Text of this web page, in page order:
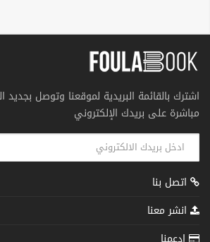
اشترك بالقائمة البريدية لموقعنا وتوصل
مباشرة على بريدك الإلكتروني
اتصل بنا
انشر معنا